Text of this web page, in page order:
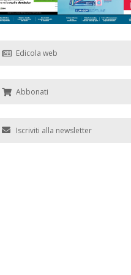
Edicola web
Abbonati
Iscriviti alla newsletter